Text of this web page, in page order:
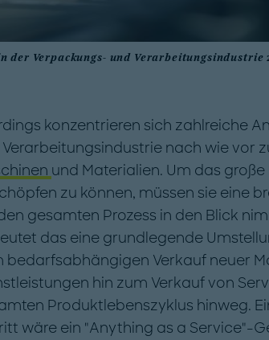
Verpackungs- und Verarbeitungsindustrie
konzentrieren sich zahlreiche
nach wie vor
und Materialien. Um das
zu können, müssen sie eine
gesamten Prozess in den Blick
das eine grundlegende
bedarfsabhängigen Verkauf neuer
hin zum Verkauf von
Produktlebenszyklus hinweg.
wäre ein "Anything as a Service"-